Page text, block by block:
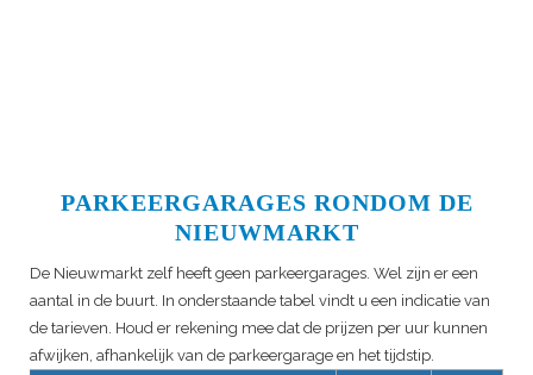
PARKEERGARAGES RONDOM DE
NIEUWMARKT
De Nieuwmarkt zelf heeft geen parkeergarages. Wel zijn er een
aantal in de buurt. In onderstaande tabel vindt u een indicatie van
de tarieven. Houd er rekening mee dat de prijzen per uur kunnen
afwijken, afhankelijk van de parkeergarage en het tijdstip.